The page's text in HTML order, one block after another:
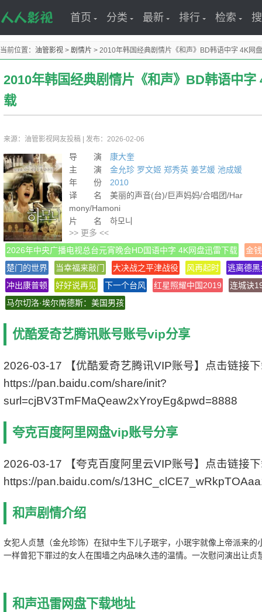
首页 分类 最新 排行 检索
当前位置： 油管影视 > 剧情片 > 2010年韩国经典剧情片《和声》BD韩语中字 4K网
2010年韩国经典剧情片《和声》BD韩语中字
载
来源：油管影视网友投稿 发布：2026-02-06
导 演 康大奎
主 演 金允珍 罗文姬 郑秀英 姜艺媛 池成媛
年 份 2010
译 名 美丽的声音(台)/巨声妈妈/合唱团/Har
mony/Hamoni
片 名 하모니
产 地 韩国
类 别 剧情
语 言 韩语
字 幕 中文字幕
上映日期 2010-01-28
豆瓣评分 8.5/10 from 58581 users
IMDb评分 7.4/10 from 707 users
视频尺寸 1280 x 720
片 长 112 Mins
>> 更多 <<
2026年中央广播电视总台元宵晚会HD国语中字 4K网盘迅雷下载
金
楚门的世界
当幸福来敲门 大决战之平津战役 风再起时
逃离德黑
冲出康普顿
好好说再见 下一个台风 红星照耀中国2019
连城诀
马尔切洛·埃尔南德斯：美国男孩
优酷爱奇艺腾讯账号账号vip分享
2026-03-17 【优酷爱奇艺腾讯VIP账号】点击链接
https://pan.baidu.com/share/init?
surl=cjBV3TmFMaQeaw2xYroyEg&pwd=8888
夸克百度阿里网盘vip账号分享
2026-03-17 【夸克百度阿里云VIP账号】点击链接
https://pan.baidu.com/s/
和声剧情介绍
女犯人贞慧（金允珍饰）在狱中生下儿子珉宇，小珉宇就像上帝派来的
一样曾犯下罪过的女人在围墙之内品味久违的温情。一次慰问演出让贞
下去。在众多善良狱友的帮助下，合唱团终于小聚规模，然而令贞慧没
外出的日子也是与儿子的离别之日。合唱团就像一个幸福的大家庭，它
和声迅雷网盘下载地址